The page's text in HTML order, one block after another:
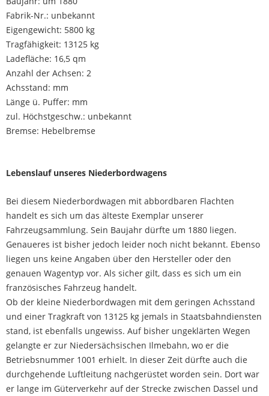
Fabrik-Nr.: unbekannt
Eigengewicht: 5800 kg
Tragfähigkeit: 13125 kg
Ladefläche: 16,5 qm
Anzahl der Achsen: 2
Achsstand: mm
Länge ü. Puffer: mm
zul. Höchstgeschw.: unbekannt
Bremse: Hebelbremse
Lebenslauf unseres Niederbordwagens
Bei diesem Niederbordwagen mit abbordbaren Flachten
handelt es sich um das älteste Exemplar unserer
Fahrzeugsammlung. Sein Baujahr dürfte um 1880 liegen.
Genaueres ist bisher jedoch leider noch nicht bekannt. Ebenso
liegen uns keine Angaben über den Hersteller oder den
genauen Wagentyp vor. Als sicher gilt, dass es sich um ein
französisches Fahrzeug handelt.
Ob der kleine Niederbordwagen mit dem geringen Achsstand
und einer Tragkraft von 13125 kg jemals in Staatsbahndiensten
stand, ist ebenfalls ungewiss. Auf bisher ungeklärten Wegen
gelangte er zur Niedersächsischen Ilmebahn, wo er die
Betriebsnummer 1001 erhielt. In dieser Zeit dürfte auch die
durchgehende Luftleitung nachgerüstet worden sein. Dort war
er lange im Güterverkehr auf der Strecke zwischen Dassel und